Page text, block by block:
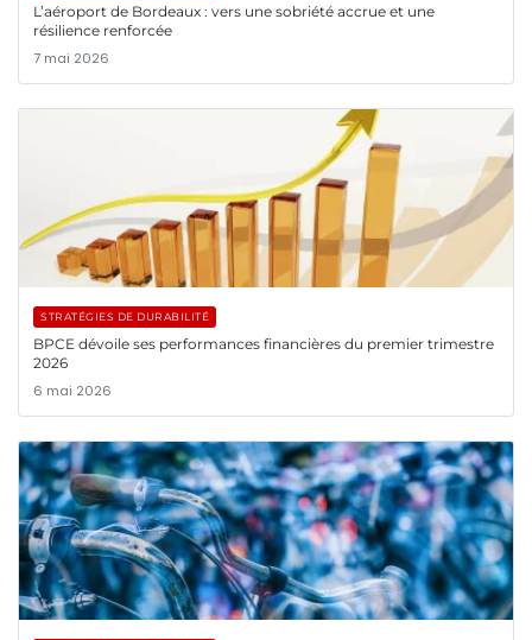
L’aéroport de Bordeaux : vers une sobriété accrue et une
résilience renforcée
7 mai 2026
STRATÉGIES DE DURABILITÉ
BPCE dévoile ses performances financières du premier trimestre
2026
6 mai 2026